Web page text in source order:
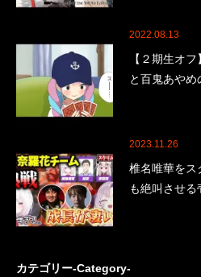
2022.08.13
【２期生オ
と百鬼あや
2023.11.26
椎名唯華をス
も絶叫させ
カテゴリー-Category-